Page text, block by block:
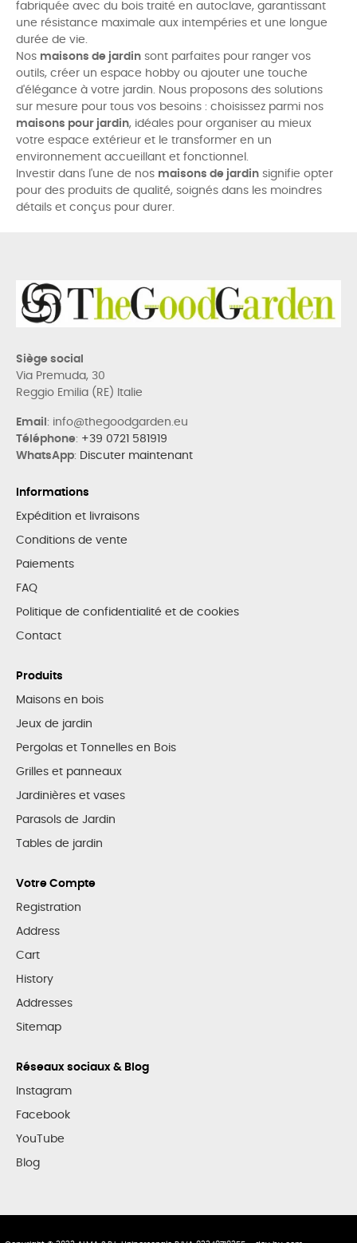
fabriquée avec du bois traité en autoclave, garantissant
une résistance maximale aux intempéries et une longue
durée de vie.
Nos maisons de jardin sont parfaites pour ranger vos
outils, créer un espace hobby ou ajouter une touche
d'élégance à votre jardin. Nous proposons des solutions
sur mesure pour tous vos besoins : choisissez parmi nos
maisons pour jardin, idéales pour organiser au mieux
votre espace extérieur et le transformer en un
environnement accueillant et fonctionnel.
Investir dans l'une de nos maisons de jardin signifie opter
pour des produits de qualité, soignés dans les moindres
détails et conçus pour durer.
Siège social
Via Premuda, 30
Reggio Emilia (RE) Italie
Email : info@thegoodgarden.eu
Téléphone: +39 0721 581919
WhatsApp: Discuter maintenant
Informations
Expédition et livraisons
Conditions de vente
Paiements
FAQ
Politique de confidentialité et de cookies
Contact
Produits
Maisons en bois
Jeux de jardin
Pergolas et Tonnelles en Bois
Grilles et panneaux
Jardinières et vases
Parasols de Jardin
Tables de jardin
Votre Compte
Registration
Address
Cart
History
Addresses
Sitemap
Réseaux sociaux & Blog
Instagram
Facebook
YouTube
Blog